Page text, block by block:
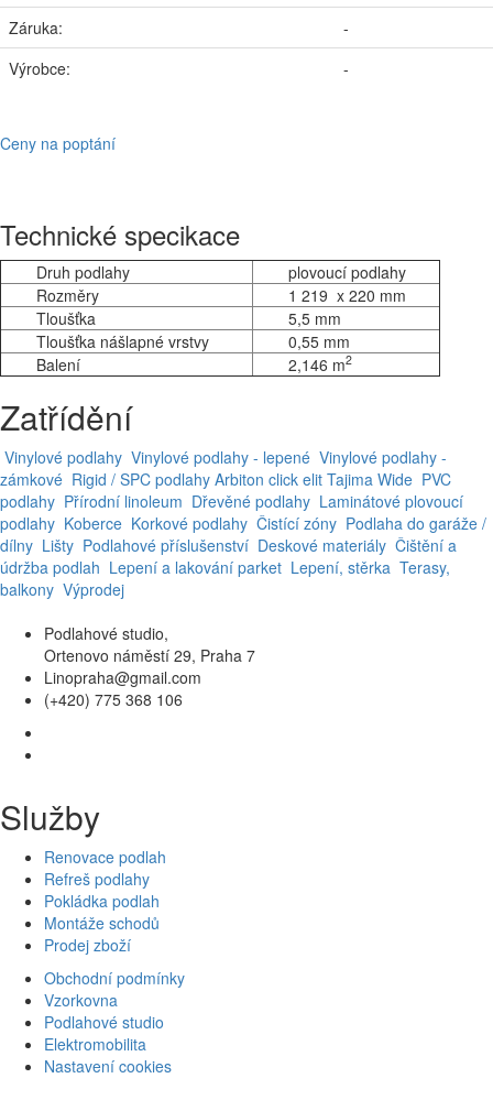
Záruka:
-
Výrobce:
-
Ceny na poptání
Technické specikace
Druh podlahy
plovoucí podlahy
Rozměry
1 219 x 220 mm
Tloušťka
5,5 mm
Tloušťka nášlapné vrstvy
0,55 mm
Balení
2,146 m2
Zatřídění
Vinylové podlahy Vinylové podlahy - lepené Vinylové podlahy -
zámkové Rigid / SPC podlahy Arbiton click elit Tajima Wide PVC
podlahy Přírodní linoleum Dřevěné podlahy Laminátové plovoucí
podlahy Koberce Korkové podlahy Čistící zóny Podlaha do garáže /
dílny Lišty Podlahové příslušenství Deskové materiály Čištění a
údržba podlah Lepení a lakování parket Lepení, stěrka Terasy,
balkony Výprodej
Podlahové studio,
Ortenovo náměstí 29, Praha 7
Linopraha@gmail.com
(+420) 775 368 106
Služby
Renovace podlah
Refreš podlahy
Pokládka podlah
Montáže schodů
Prodej zboží
Obchodní podmínky
Vzorkovna
Podlahové studio
Elektromobilita
Nastavení cookies